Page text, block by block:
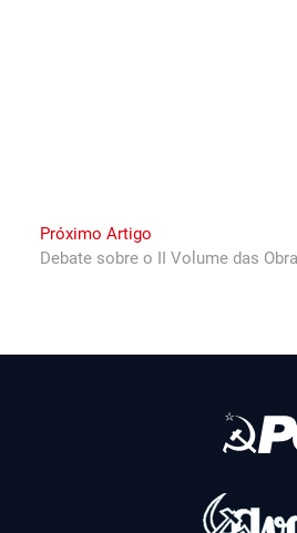
Próximo ArtigoNext
post:
Debate sobre o II Volume das